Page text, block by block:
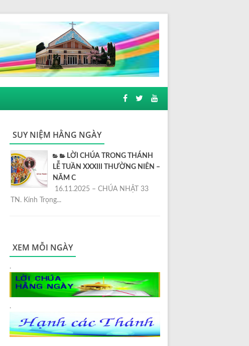
SUY NIỆM HẰNG NGÀY
LỜI CHÚA TRONG THÁNH
LỄ TUẦN XXXIII THƯỜNG NIÊN –
NĂM C
16.11.2025 – CHÚA NHẬT 33
TN. Kính Trọng...
XEM MỖI NGÀY
.
.